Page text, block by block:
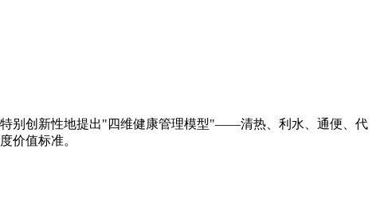
别创新性地提出"四维健康管理模型"——清热、利水、通便、代
价值标准。